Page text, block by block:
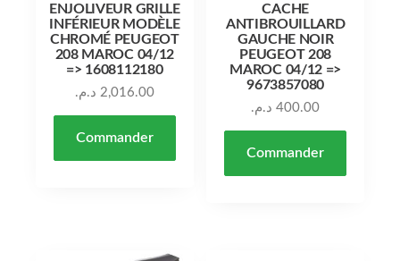
ENJOLIVEUR GRILLE
INFÉRIEUR MODÈLE
CHROMÉ PEUGEOT
208 MAROC 04/12
=> 1608112180
2,016.00 د.م.
Commander
CACHE
ANTIBROUILLARD
GAUCHE NOIR
PEUGEOT 208
MAROC 04/12 =>
9673857080
400.00 د.م.
Commander